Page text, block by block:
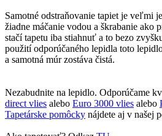
Samotné odstraňovanie tapiet je veľmi
žiadne máčanie vodou a škrabanie ako
stačí tapetu iba stiahnuť a to bezo
použití odporúčaného lepidla toto
a samotná múr zostáva čistá.
Nezabudnite na lepidlo. Odporúčame
direct vlies alebo Euro 3000 vlies alebo
Tapetárske pomôcky nájdete aj v našej